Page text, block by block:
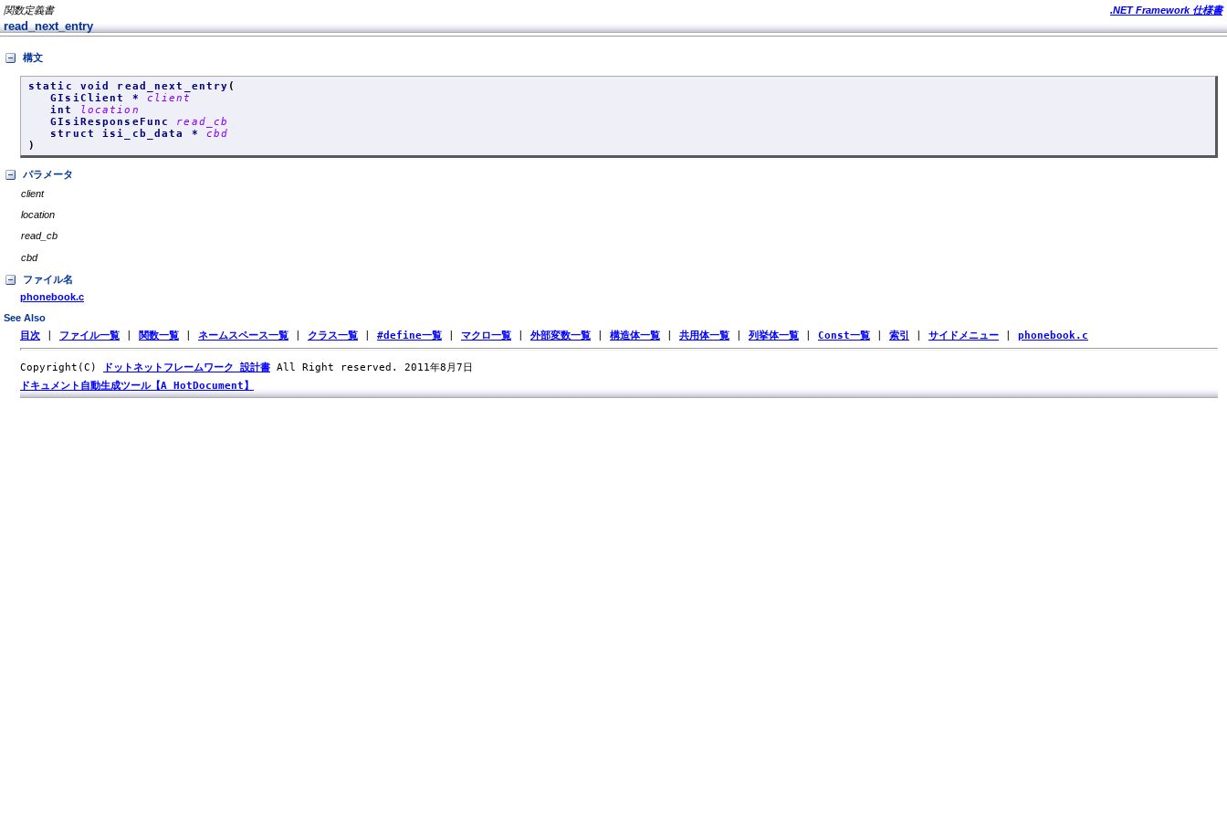
関数定義書 .NET Framework 仕様書
read_next_entry
構文
static void read_next_entry (
GIsiClient * client
int
location
GIsiResponseFunc read_cb
struct isi_cb_data * cbd
)
パラメータ
client
location
read_cb
cbd
ファイル名
phonebook.c
See Also
目次 ファイル一覧 関数一覧 ネームスペース一覧 クラス一覧 #define一覧 マクロ一覧 外部変数一覧 構造体一覧 共用体一覧 列挙体一覧 Const一覧 索引 サイドメニュー phonebook.c
Copyright(C) ドットネットフレームワーク 設計書 All Right reserved. 2011年8月7日
ドキュメント自動生成ツール【A HotDocument】